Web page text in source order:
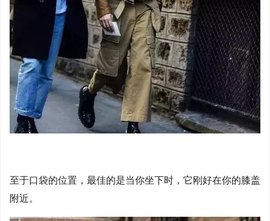
至于口袋的位置，最佳的是当你坐下时，它刚好在你的膝盖
附近。